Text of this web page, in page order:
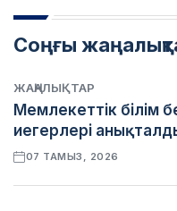
Соңғы
ЖАҢАЛЫҚТАР
Мемлекеттік білім
иегерлері
07 ТАМЫЗ, 2026